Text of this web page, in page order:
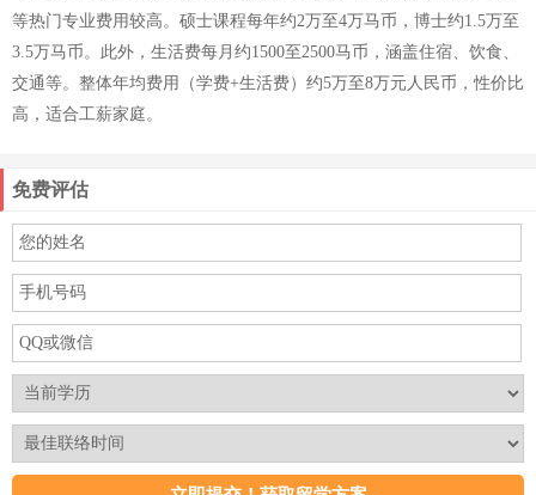
等热门专业费用较高。硕士课程每年约2万至4万马币，博士约1.5万至
3.5万马币。此外，生活费每月约1500至2500马币，涵盖住宿、饮食、
交通等。整体年均费用（学费+生活费）约5万至8万元人民币，性价比
高，适合工薪家庭。
免费评估